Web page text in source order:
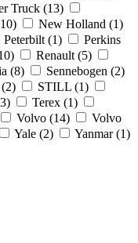
Truck (13)
10) New Holland (1)
(1)
Perkins
) Renault (5)
(8) Sennebogen (2)
2) STILL (1)
3) Terex (1)
Volvo (14)
Volvo
Yale (2) Yanmar (1)